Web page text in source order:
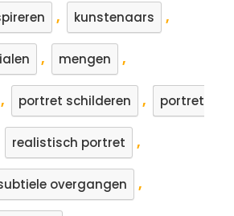
, kunstenaars ,
, mengen ,
, portret schilderen , portret
realistisch portret ,
overgangen ,